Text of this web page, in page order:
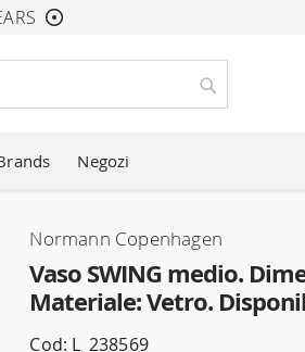
Search
Negozi
Vaso SWING medio.
Materiale: Vetro.
Normann Copenhagen
Cod: L_238569